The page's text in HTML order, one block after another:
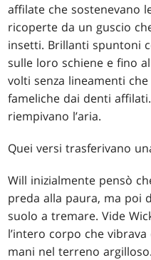
affilate che sostenevano
ricoperte da un guscio
insetti. Brillanti spuntoni
sulle loro schiene e fino
volti senza lineamenti
fameliche dai denti
riempivano l’aria.
Quei versi trasferivano
Will inizialmente pensò
preda alla paura, ma poi
suolo a tremare. Vide
l’intero corpo che
mani nel terreno